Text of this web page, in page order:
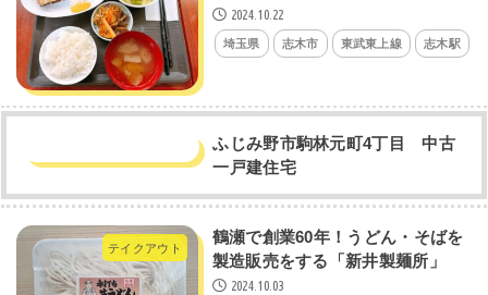
2024.10.22
埼玉県 志木市 東武東上線 志木駅
ふじみ野市駒林元町4丁目 中古
一戸建住宅
テイクアウト
鶴瀬で創業60年！うどん・そばを
製造販売をする「新井製麺所」
2024.10.03